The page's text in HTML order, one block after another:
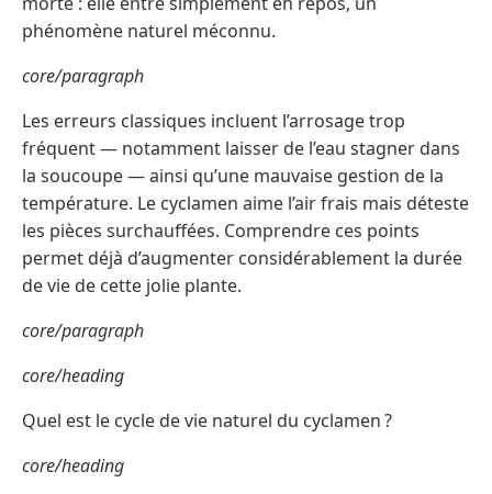
phénomène naturel méconnu.
core/paragraph
Les erreurs classiques incluent l’arrosage trop
fréquent — notamment laisser de l’eau stagner dans
la soucoupe — ainsi qu’une mauvaise gestion de la
température. Le cyclamen aime l’air frais mais déteste
les pièces surchauffées. Comprendre ces points
permet déjà d’augmenter considérablement la durée
de vie de cette jolie plante.
core/paragraph
core/heading
Quel est le cycle de vie naturel du cyclamen ?
core/heading